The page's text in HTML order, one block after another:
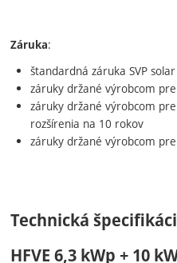
Záruka:
štandardná záruka SVP
záruky držané výrobcom
záruky držané výrobcom
rozšírenia na 10 rokov
záruky držané výrobcom
Technická
HFVE 6,3 kWp + 10